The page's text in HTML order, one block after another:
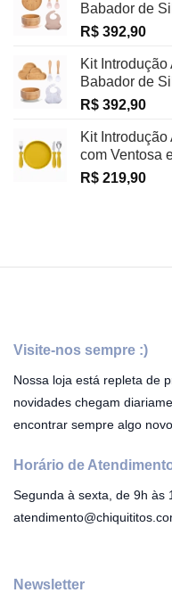
Babador de
R$ 392,90
Kit
Babador de
R$ 392,90
Kit
com Ventosa
R$ 219,90
Visite-nos sempre :)
Nossa loja está repleta de
novidades chegam
encontrar sempre algo
Horário de
Segunda à sexta, de 9h às
Newsletter